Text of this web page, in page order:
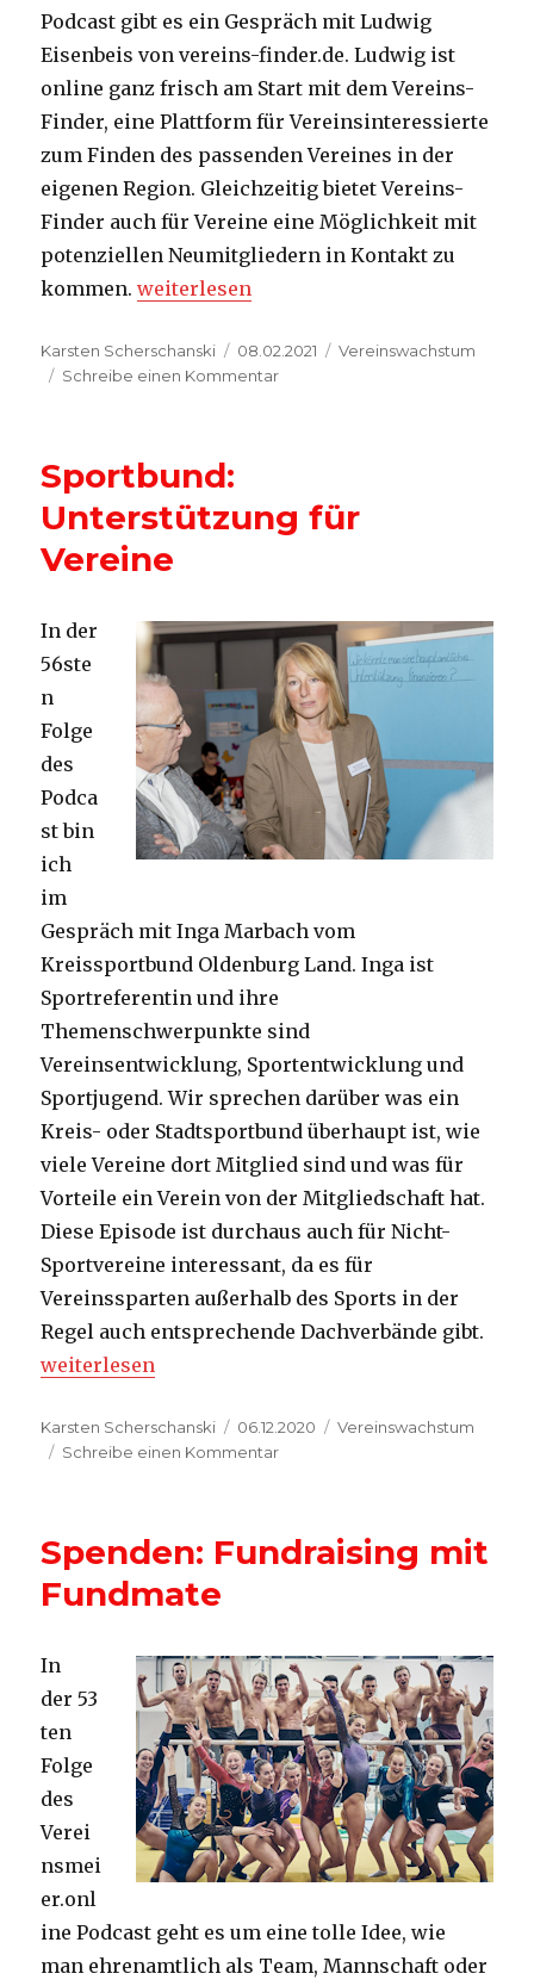
Podcast gibt es ein Gespräch mit Ludwig
Eisenbeis von vereins-finder.de. Ludwig ist
online ganz frisch am Start mit dem Vereins-
Finder, eine Plattform für Vereinsinteressierte
zum Finden des passenden Vereines in der
eigenen Region. Gleichzeitig bietet Vereins-
Finder auch für Vereine eine Möglichkeit mit
potenziellen Neumitgliedern in Kontakt zu
kommen.„Vereins-Finder: Finde Deinen Verein“
weiterlesen
Autor
Karsten Scherschanski
Veröffentlicht
am
08.02.2021 Kategorien
Vereinswachstum
Schreibe einen Kommentarzu
Sportbund:
Unterstützung für
Vereine
In der
56ste
n
Folge
des
Podca
st bin
ich
im
Gespräch mit Inga Marbach vom
Kreissportbund Oldenburg Land. Inga ist
Sportreferentin und ihre
Themenschwerpunkte sind
Vereinsentwicklung, Sportentwicklung und
Sportjugend. Wir sprechen darüber was ein
Kreis- oder Stadtsportbund überhaupt ist, wie
viele Vereine dort Mitglied sind und was für
Vorteile ein Verein von der Mitgliedschaft hat.
Diese Episode ist durchaus auch für Nicht-
Sportvereine interessant, da es für
Vereinssparten außerhalb des Sports in der
Regel auch entsprechende Dachverbände gibt.
„Sportbund: Unterstützung für Vereine“
weiterlesen
Autor
Karsten Scherschanski
Veröffentlicht
am
06.12.2020 Kategorien
Vereinswachstum
Schreibe einen Kommentarzu
Vereine
Spenden: Fundraising mit
Fundmate
In
der 53
ten
Folge
des
Verei
nsmei
er.onl
ine Podcast geht es um eine tolle Idee, wie
man ehrenamtlich als Team, Mannschaft oder